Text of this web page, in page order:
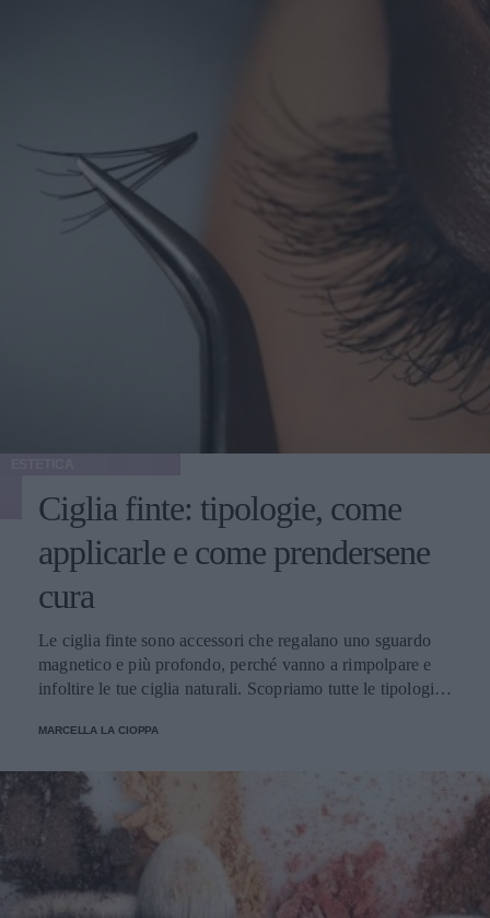
Ciglia finte: tipologie, come
applicarle e come prendersene
cura
Le ciglia finte sono accessori che regalano uno sguardo
magnetico e più profondo, perché vanno a rimpolpare e
infoltire le tue ciglia naturali. Scopriamo tutte le tipologie,
MARCELLA LA CIOPPA